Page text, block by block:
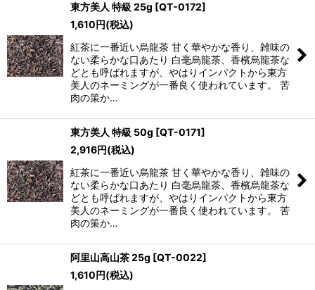
東方美人 特級 25g [QT-0172]
1,610円(税込)
紅茶に一番近い烏龍茶 甘く華やかな香り、雑味の
ない柔らかな口あたり 白毫烏龍茶、香檳烏龍茶な
どとも呼ばれますが、やはりインパクトから東方
美人のネーミングが一番良く使われています。 苦
肉の策か…
東方美人 特級 50g [QT-0171]
2,916円(税込)
紅茶に一番近い烏龍茶 甘く華やかな香り、雑味の
ない柔らかな口あたり 白毫烏龍茶、香檳烏龍茶な
どとも呼ばれますが、やはりインパクトから東方
美人のネーミングが一番良く使われています。 苦
肉の策か…
阿里山高山茶 25g [QT-0022]
1,610円(税込)